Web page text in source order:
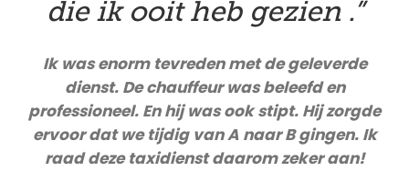
die ik ooit heb gezien .”
Ik was enorm tevreden met de geleverde
dienst. De chauffeur was beleefd en
professioneel. En hij was ook stipt. Hij zorgde
ervoor dat we tijdig van A naar B gingen. Ik
raad deze taxidienst daarom zeker aan!